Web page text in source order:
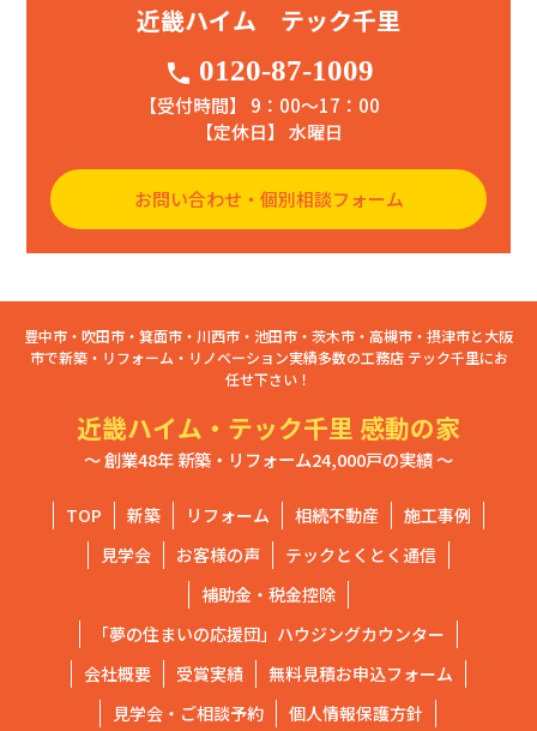
近畿ハイム テック千里
phone 0120-87-1009
【受付時間】 9：00〜17：00
【定休日】 水曜日
お問い合わせ・個別相談フォーム
豊中市・吹田市・箕面市・川西市・池田市・茨木市・高槻市・摂津市と大阪
市で新築・リフォーム・リノベーション実績多数の工務店 テック千里にお
任せ下さい！
近畿ハイム・テック千里 感動の家
～ 創業48年 新築・リフォーム24,000戸の実績 ～
TOP 新築 リフォーム 相続不動産
施工事例
見学会
お客様の声
テックとくとく通信
補助金・税金控除
「夢の住まいの応援団」ハウジングカウンター
会社概要
受賞実績
無料見積お申込フォーム
見学会・ご相談予約
個人情報保護方針